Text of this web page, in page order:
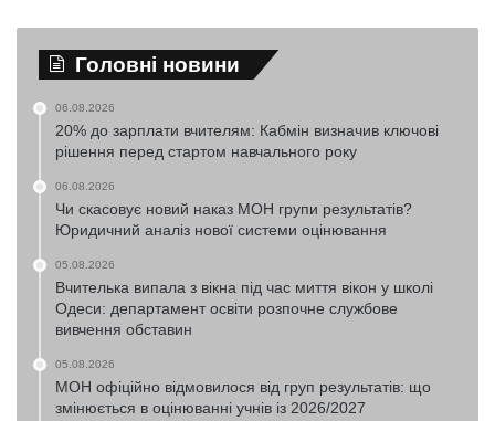
Головні новини
06.08.2026
20% до зарплати вчителям: Кабмін визначив ключові
рішення перед стартом навчального року
06.08.2026
Чи скасовує новий наказ МОН групи результатів?
Юридичний аналіз нової системи оцінювання
05.08.2026
Вчителька випала з вікна під час миття вікон у школі
Одеси: департамент освіти розпочне службове
вивчення обставин
05.08.2026
МОН офіційно відмовилося від груп результатів: що
змінюється в оцінюванні учнів із 2026/2027